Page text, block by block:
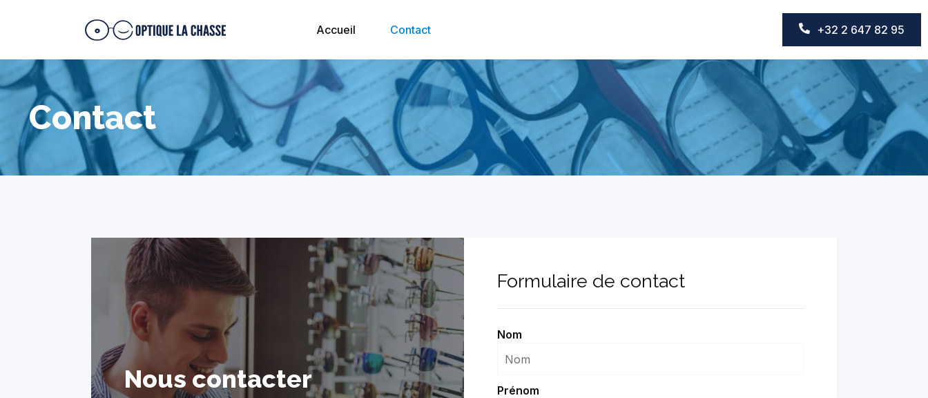
Accueil Contact +32 2 647 82 95
Contact
Nous contacter
Formulaire de contact
Nom
Prénom